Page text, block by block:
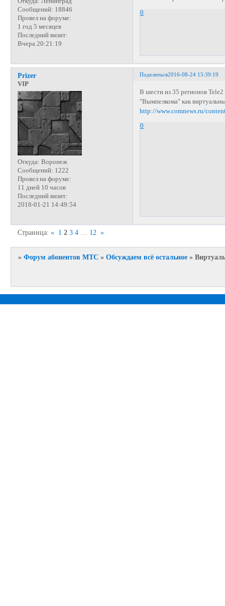
Сообщений: 18846
Провел на форуме:
1 год 5 месяцев
Последний визит:
Вчера 20:21:19
0
Поделиться2016-08-24 15:39:19
Prizer
VIP
Откуда: Воронеж
Сообщений: 1222
Провел на форуме:
11 дней 10 часов
Последний визит:
2018-01-21 14:49:54
В шести из 35 регионов Tele2
"Вымпелкома" как
http://www.comnews.ru/
0
Страница:« 1 2 3 4 … 12 »
»Форум абонентов МТС »Обсуждаем всё остальное »